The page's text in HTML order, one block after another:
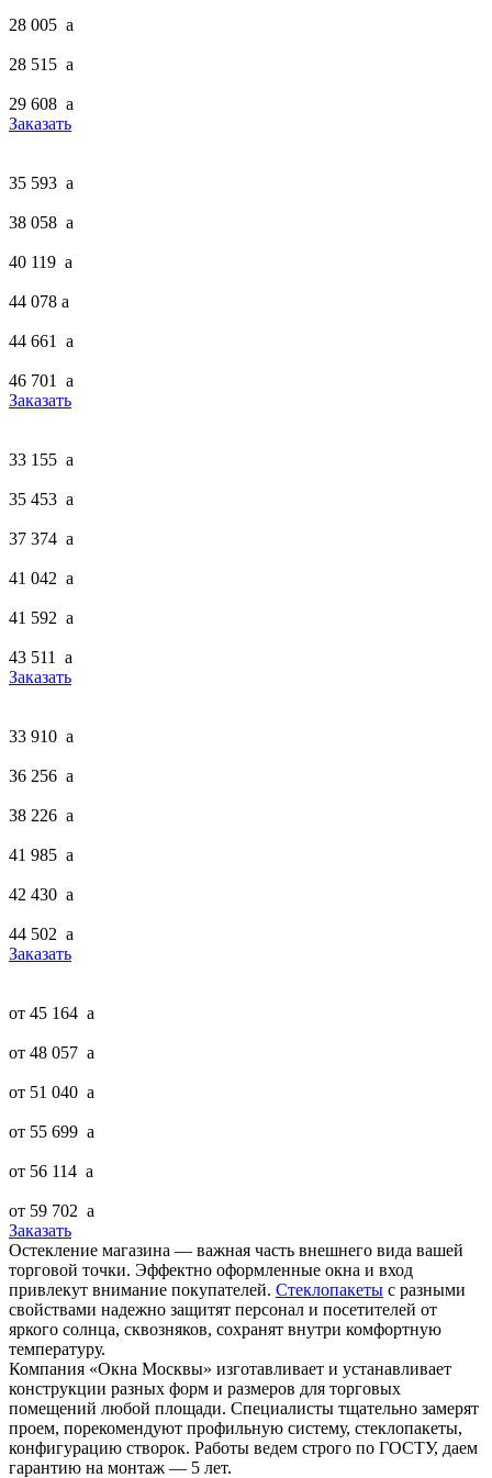
28 005 a
28 515 a
29 608 a
Заказать
35 593 a
38 058 a
40 119 a
44 078 a
44 661 a
46 701 a
Заказать
33 155 a
35 453 a
37 374 a
41 042 a
41 592 a
43 511 a
Заказать
33 910 a
36 256 a
38 226 a
41 985 a
42 430 a
44 502 a
Заказать
от 45 164 a
от 48 057 a
от 51 040 a
от 55 699 a
от 56 114 a
от 59 702 a
Заказать
Остекление магазина — важная часть внешнего вида вашей
торговой точки. Эффектно оформленные окна и вход
привлекут внимание покупателей. Стеклопакеты с разными
свойствами надежно защитят персонал и посетителей от
яркого солнца, сквозняков, сохранят внутри комфортную
температуру.
Компания «Окна Москвы» изготавливает и устанавливает
конструкции разных форм и размеров для торговых
помещений любой площади. Специалисты тщательно замерят
проем, порекомендуют профильную систему, стеклопакеты,
конфигурацию створок. Работы ведем строго по ГОСТУ, даем
гарантию на монтаж — 5 лет.